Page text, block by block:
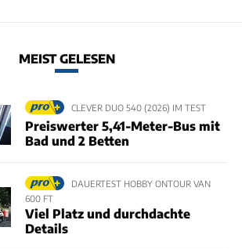
MEIST GELESEN
CLEVER DUO 540 (2026) IM TEST
Preiswerter 5,41-Meter-Bus mit
Bad und 2 Betten
DAUERTEST HOBBY ONTOUR VAN
600 FT
Viel Platz und durchdachte
Details